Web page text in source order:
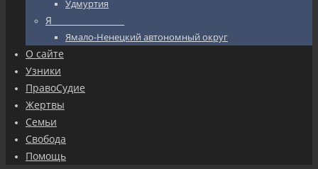
Удмуртия
Я_________________
Ямало-Ненецкий автономный округ
О сайте
Узники
ПравоСудие
Жертвы
Семьи
Свобода
Помощь